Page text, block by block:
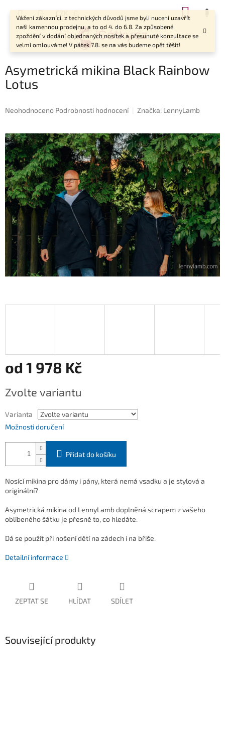
Vážení zákazníci, z technických důvodů jsme byli nuceni uzavřít
naši kamennou prodejnu, a to od 4. do 6.8. Za způsobené
zpoždění v dodání objednaných nosítek a přesunuté konzultace se
velmi omlouváme! V pátek 7.8. se na vás budeme opět těšit!
CZK
Asymetrická mikina Black Rainbow
Lotus
Průměrné
je
0,0
z
5
hvězdiček.
Neohodnoceno Podrobnosti hodnocení Značka: LennyLamb
od 1 978 Kč
cena:
Zvolte variantu
Varianta
Možnosti doručení
Přidat do košíku
Nosící mikina pro dámy i pány, která nemá vsadku a je stylová a
originální?
Asymetrická mikina od LennyLamb doplněná scrapem z vašeho
oblíbeného šátku je přesně to, co hledáte.
Dá se použít při nošení dětí na zádech i na břiše.
Detailní informace
ZEPTAT SE HLÍDAT SDÍLET
Související produkty